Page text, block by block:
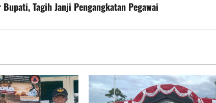
Tagih Janji Pengangkatan Pegawai